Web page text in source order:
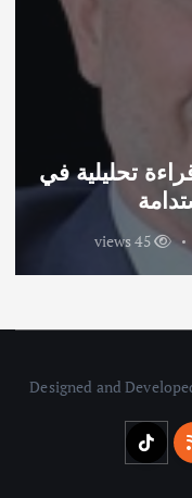
مدينة كلباء
59 views
Designed and